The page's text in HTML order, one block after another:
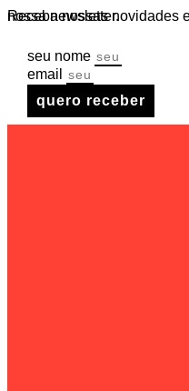
Receba nossas novidades e conteúdos por e-mail. Assine nossa newsletter.
seu nome
email
quero receber